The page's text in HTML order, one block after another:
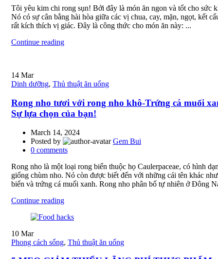
Tôi yêu kim chi rong sụn! Bởi đây là món ăn ngon và tốt cho sức
Nó có sự cân bằng hài hòa giữa các vị chua, cay, mặn, ngọt, kết
rất kích thích vị giác. Đây là công thức cho món ăn này: ...
Continue reading
14 Mar
Dinh dưỡng, Thủ thuật ăn uống
Rong nho tươi với rong nho khô-Trứng cá muối
Sự lựa chọn của bạn!
March 14, 2024
Posted by
Gem Bui
0 comments
Rong nho là một loại rong biển thuộc họ Caulerpaceae, có hình
giống chùm nho. Nó còn được biết đến với những cái tên khác
biển và trứng cá muối xanh. Rong nho phân bố tự nhiên ở Đông
Continue reading
10 Mar
Phong cách sống, Thủ thuật ăn uống